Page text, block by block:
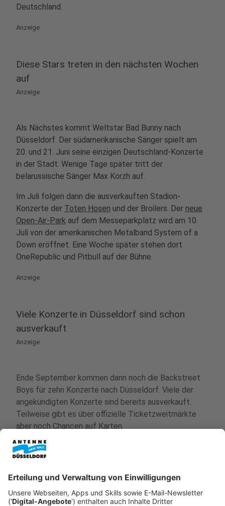
Deutschland.
Anzeige
Diese Stars treten in den nächsten Wochen
auf
Anzeige
Als Nächstes kommt Weltstar Bad Bunny nach
Düsseldorf. Der südamerikanische Sänger spielt am
20. und 21. Juni seine einzigen Deutschland-Konzerte
in der Stadt. Wenige Tage später tritt der
belarussische Sänger Max Korzh auf.
Im Juli folgen dann die ausverkauften Stadion-
Konzerte der Toten Hosen und der Broilers. Der neue
Open-Air-Park auf dem Messeparkplatz wird am 10.
Juli von der amerikanischen Metalband System of a
Down eröffnet. Eine Woche später stehen dort
OneRepublic und Pitbull auf der Bühne.
Anzeige
Viele Konzerte in Düsseldorf sind schon
ausverkauft
Anzeige
Ende September kommen dann noch die Backstreet
Boys für zehn Konzerte nach Düsseldorf. Viele der
angekündigten Konzerte sind bereits ausverkauft.
Teilweise gibt es über offizielle Ticketzweitmärkte
aber noch Chancen auf Karten.
Anzeige
Mehr Infos und Links zu dem Thema:
Anzeige